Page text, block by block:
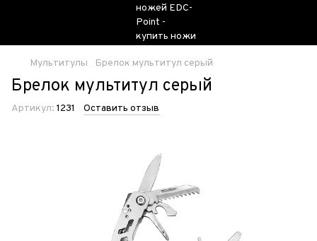
Мультитулы Брелок мультитул серый
Брелок мультитул серый
Артикул: 1231 Оставить отзыв